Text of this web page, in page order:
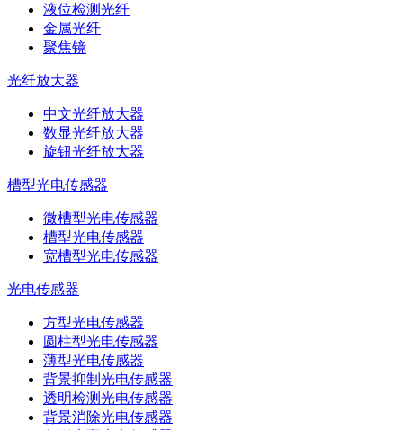
液位检测光纤
金属光纤
聚焦镜
光纤放大器
中文光纤放大器
数显光纤放大器
旋钮光纤放大器
槽型光电传感器
微槽型光电传感器
槽型光电传感器
宽槽型光电传感器
光电传感器
方型光电传感器
圆柱型光电传感器
薄型光电传感器
背景抑制光电传感器
透明检测光电传感器
背景消除光电传感器